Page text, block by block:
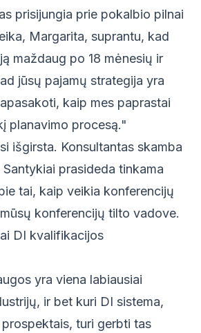
prisijungia prie pokalbio pilnai
Margarita, suprantu, kad
maždaug po 18 mėnesių ir
jūsų pajamų strategija yra
kaip mes paprastai
planavimo procesą."
išgirsta. Konsultantas skamba
prasideda tinkama
tai, kaip veikia konferencijų
konferencijų tilto vadove.
DI kvalifikacijos
yra viena labiausiai
ir bet kuri DI sistema,
turi gerbti tas